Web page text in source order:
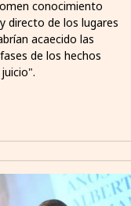
conocimiento
directo de los lugares
acaecido las
de los hechos